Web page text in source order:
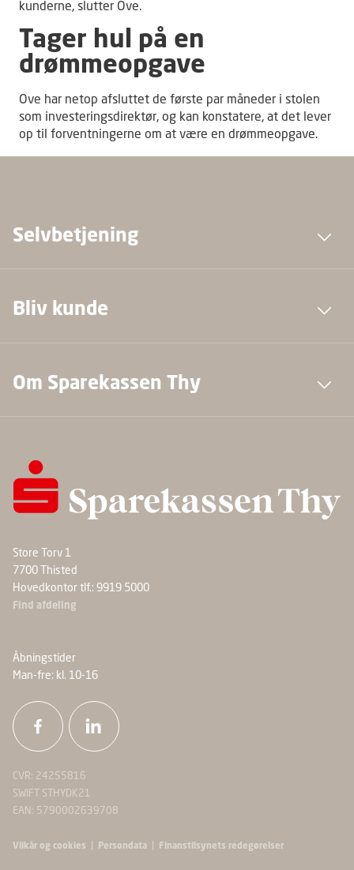
kunderne, slutter Ove.
Tager hul på en
drømmeopgave
Ove har netop afsluttet de første par måneder i stolen
som investeringsdirektør, og kan konstatere, at det lever
op til forventningerne om at være en drømmeopgave.
Selvbetjening
Bliv kunde
Om Sparekassen Thy
Store Torv 1
7700 Thisted
Hovedkontor tlf.: 9919 5000
Find afdeling
Åbningstider
Man-fre: kl. 10-16
CVR: 24255816
SWIFT STHYDK21
EAN: 5790002639708
Vilkår og cookies Persondata Finanstilsynets redegørelser